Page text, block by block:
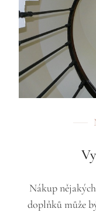
Nákup
doplňků může